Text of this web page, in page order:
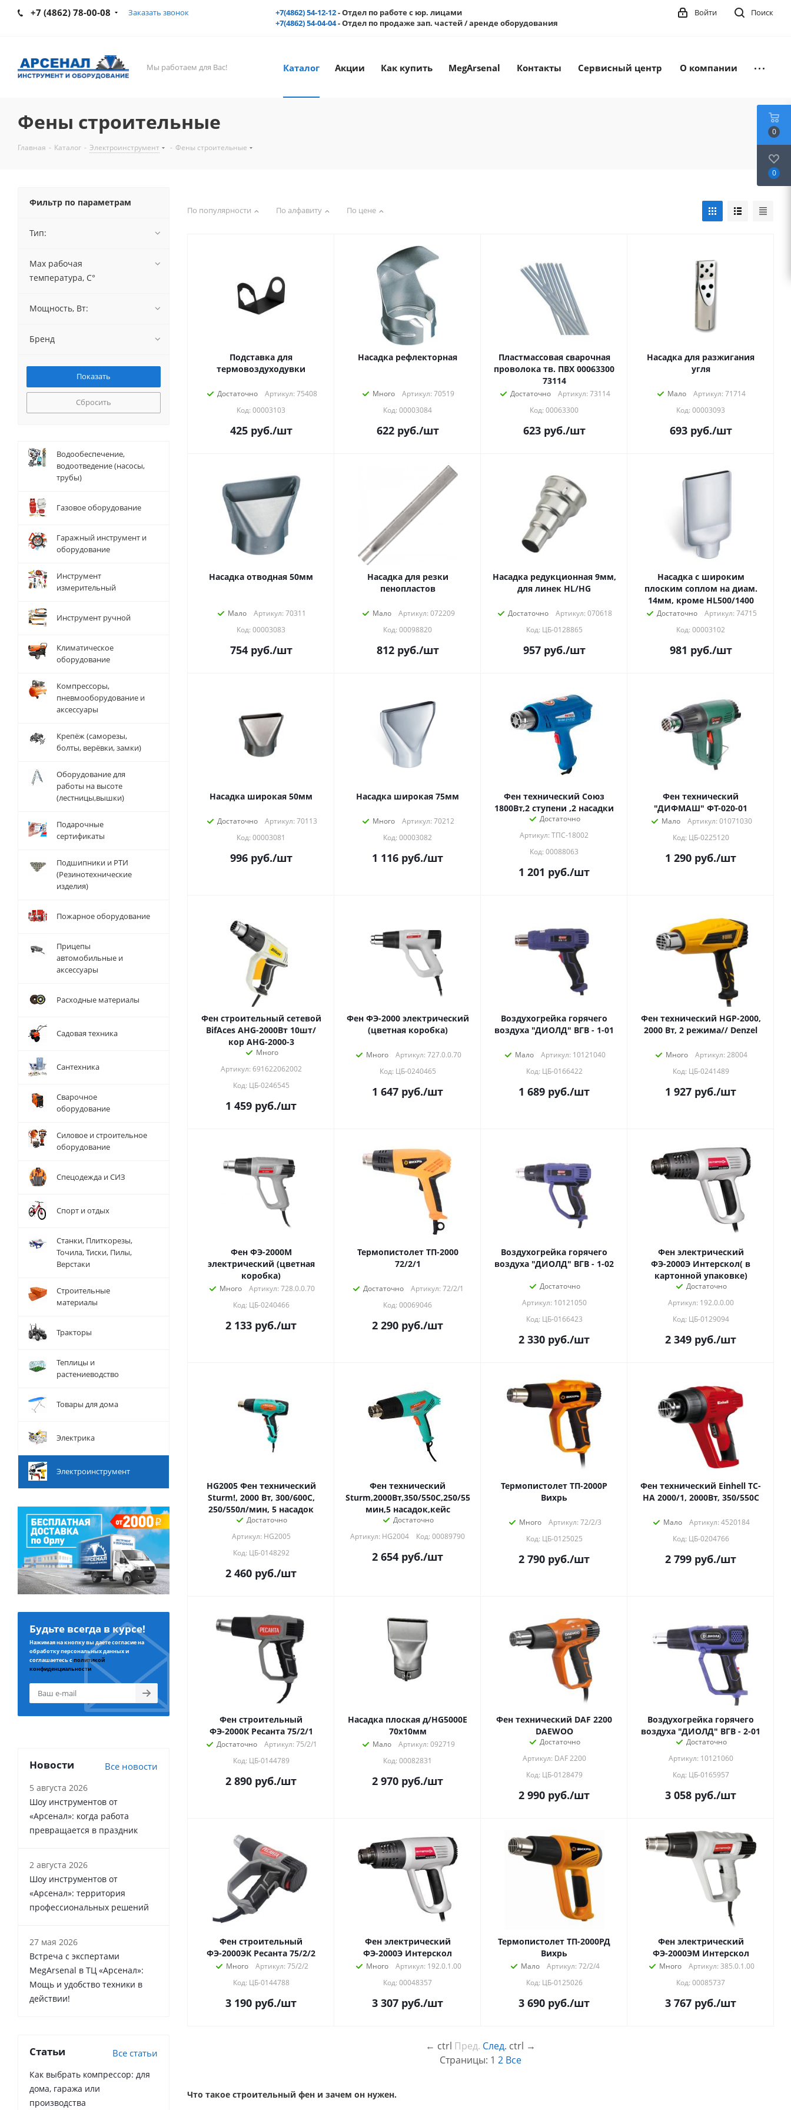
+7 (4862) 78-00-08 Заказать звонок +7(4862) 54-12-12- Отдел по работе с юр. лицами
+7(4862) 54-04-04- Отдел по продаже зап. частей / аренде оборудования
Поиск
Войти
Мы работаем для Вас! Каталог Акции Как купить MegArsenal Контакты Сервисный центр О компании
Фены строительные
Главная - Каталог - Электроинструмент - Фены строительные
По популярности По алфавиту По цене
Подставка для
термовоздуходувки
Достаточно
Артикул: 75408
Код: 00003103
425руб./шт
Насадка рефлекторная
Много
Артикул: 70519
Код: 00003084
622руб./шт
Пластмассовая сварочная
проволока тв. ПВХ 00063300
73114
Достаточно
Артикул: 73114
Код: 00063300
623руб./шт
Насадка для разжигания
угля
Мало
Артикул: 71714
Код: 00003093
693руб./шт
Насадка отводная 50мм
Мало
Артикул: 70311
Код: 00003083
754руб./шт
Насадка для резки
пенопластов
Мало
Артикул: 072209
Код: 00098820
812руб./шт
Насадка редукционная 9мм,
для линек HL/HG
Достаточно
Артикул: 070618
Код: ЦБ-0128865
957руб./шт
Насадка с широким
плоским соплом на диам.
14мм, кроме HL500/1400
Достаточно
Артикул: 74715
Код: 00003102
981 руб./шт
Насадка широкая 50мм
Достаточно
Артикул: 70113
Код: 00003081
996руб./шт
Насадка широкая 75мм
Много
Артикул: 70212
Код: 00003082
1 116 руб./шт
Фен технический Союз
1800Вт,2 ступени ,2 насадки
Достаточно
Артикул: ТПС-18002
Код: 00088063
1 201 руб./шт
Фен технический
"ДИФМАШ" ФТ-020-01
Мало
Артикул: 01071030
Код: ЦБ-0225120
1 290 руб./шт
Фен строительный сетевой
BifAces AHG-2000Вт 10шт/
кор AHG-2000-3
Много
Артикул: 691622062002
Код: ЦБ-0246545
1 459 руб./шт
Фен ФЭ-2000 электрический
(цветная коробка)
Много
Артикул: 727.0.0.70
Код: ЦБ-0240465
1 647 руб./шт
Воздухогрейка горячего
воздуха "ДИОЛД" ВГВ - 1-01
Мало
Артикул: 10121040
Код: ЦБ-0166422
1 689 руб./шт
Фен технический HGP-2000,
2000 Вт, 2 режима// Denzel
Много
Артикул: 28004
Код: ЦБ-0241489
1 927 руб./шт
Фен ФЭ-2000М
электрический (цветная
коробка)
Много
Артикул: 728.0.0.70
Код: ЦБ-0240466
2 133 руб./шт
Термопистолет ТП-2000
72/2/1
Достаточно
Артикул: 72/2/1
Код: 00069046
2 290 руб./шт
Воздухогрейка горячего
воздуха "ДИОЛД" ВГВ - 1-02
Достаточно
Артикул: 10121050
Код: ЦБ-0166423
2 330 руб./шт
Фен электрический
ФЭ-2000Э Интерскол( в
картонной упаковке)
Достаточно
Артикул: 192.0.0.00
Код: ЦБ-0129094
2 349 руб./шт
HG2005 Фен технический
Sturm!, 2000 Вт, 300/600C,
250/550л/мин, 5 насадок
Достаточно
Артикул: HG2005
Код: ЦБ-0148292
2 460 руб./шт
Фен технический
Sturm,2000Вт,350/550С,250/550л/
мин,5 насадок,кейс
Достаточно
Артикул: HG2004
Код: 00089790
2 654 руб./шт
Термопистолет ТП-2000Р
Вихрь
Много
Артикул: 72/2/3
Код: ЦБ-0125025
2 790 руб./шт
Фен технический Einhell TC-
HA 2000/1, 2000Вт, 350/550C
Мало
Артикул: 4520184
Код: ЦБ-0204766
2 799 руб./шт
Фен строительный
ФЭ-2000К Ресанта 75/2/1
Достаточно
Артикул: 75/2/1
Код: ЦБ-0144789
2 890 руб./шт
Насадка плоская д/HG5000E
70х10мм
Мало
Артикул: 092719
Код: 00082831
2 970 руб./шт
Фен технический DAF 2200
DAEWOO
Достаточно
Артикул: DAF 2200
Код: ЦБ-0128479
2 990 руб./шт
Воздухогрейка горячего
воздуха "ДИОЛД" ВГВ - 2-01
Достаточно
Артикул: 10121060
Код: ЦБ-0165957
3 058 руб./шт
Фен строительный
ФЭ-2000ЭК Ресанта 75/2/2
Много
Артикул: 75/2/2
Код: ЦБ-0144788
3 190 руб./шт
Фен электрический
ФЭ-2000Э Интерскол
Много
Артикул: 192.0.1.00
Код: 00048357
3 307 руб./шт
Термопистолет ТП-2000РД
Вихрь
Мало
Артикул: 72/2/4
Код: ЦБ-0125026
3 690 руб./шт
Фен электрический
ФЭ-2000ЭМ Интерскол
Много
Артикул: 385.0.1.00
Код: 00085737
3 767 руб./шт
← ctrl Пред. След. ctrl →
Страницы: 1 2 Все
Что такое строительный фен и зачем он нужен.
Фильтр по параметрам
Тип:
Max рабочая
температура, С°
Мощность, Вт:
Бренд
Сбросить
Водообеспечение,
водоотведение (насосы,
трубы)
Газовое оборудование
Гаражный инструмент и
оборудование
Инструмент
измерительный
Инструмент ручной
Климатическое
оборудование
Компрессоры,
пневмооборудование и
аксессуары
Крепёж (саморезы,
болты, верёвки, замки)
Оборудование для
работы на высоте
(лестницы,вышки)
Подарочные
сертификаты
Подшипники и РТИ
(Резинотехнические
изделия)
Пожарное оборудование
Прицепы
автомобильные и
аксессуары
Расходные материалы
Садовая техника
Сантехника
Сварочное
оборудование
Силовое и строительное
оборудование
Спецодежда и СИЗ
Спорт и отдых
Станки, Плиткорезы,
Точила, Тиски, Пилы,
Верстаки
Строительные
материалы
Тракторы
Теплицы и
растениеводство
Товары для дома
Электрика
Электроинструмент
Будьте всегда в курсе!
Нажимая на кнопку вы даете согласие на
обработку персональных данных и
соглашаетесь сполитикой
конфиденциальности
Новости Все новости
5 августа 2026
Шоу инструментов от
«Арсенал»: когда работа
превращается в праздник
2 августа 2026
Шоу инструментов от
«Арсенал»: территория
профессиональных решений
27 мая 2026
Встреча с экспертами
MegArsenal в ТЦ «Арсенал»:
Мощь и удобство техники в
действии!
Статьи Все статьи
Как выбрать компрессор: для
дома, гаража или
производства
0
0